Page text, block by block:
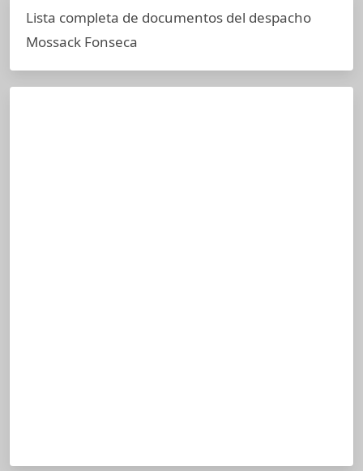
Lista completa de documentos del despacho
Mossack Fonseca